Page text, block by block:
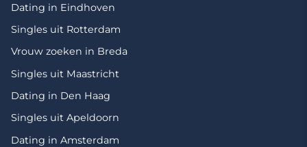
Dating in Eindhoven
Singles uit Rotterdam
Vrouw zoeken in Breda
Singles uit Maastricht
Dating in Den Haag
Singles uit Apeldoorn
Dating in Amsterdam